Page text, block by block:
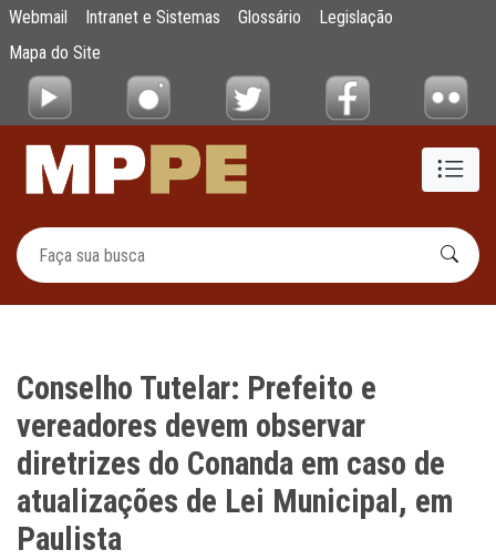
Pular para o Conteúdo principal
Conselho Tutelar: Prefeito e vereadores
Webmail Intranet e Sistemas Glossário
Legislação
Mapa do Site
Conselho Tutelar: Prefeito e
vereadores devem observar
diretrizes do Conanda em caso de
atualizações de Lei Municipal, em
Paulista